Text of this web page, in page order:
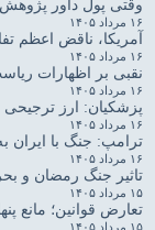
وقتی پول داور
۱۶ مرداد ۱۴۰۵
آمریکا، ناقض اعظم
۱۶ مرداد ۱۴۰۵
نقبی بر اظهارات
۱۶ مرداد ۱۴۰۵
پزشکیان: ارز
۱۶ مرداد ۱۴۰۵
ترامپ: جنگ با ایران
۱۶ مرداد ۱۴۰۵
تاثیر جنگ رمضان و
۱۵ مرداد ۱۴۰۵
تعارض قوانین؛ مانع
۱۵ مرداد ۱۴۰۵